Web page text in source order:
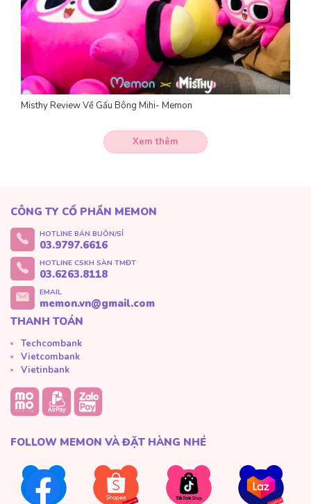
Misthy Review Về Gấu Bông Mihi- Memon
Xem thêm
CÔNG TY CỔ PHẦN MEMON
HOTLINE BÁN BUÔN/SỈ
03.9797.6616
HOTLINE CSKH SÀN TMĐT
03.6263.8118
EMAIL
memon.vn@gmail.com
THANH TOÁN
Techcombank
Vietcombank
Vietinbank
FOLLOW MEMON VÀ ĐẶT HÀNG NHÉ